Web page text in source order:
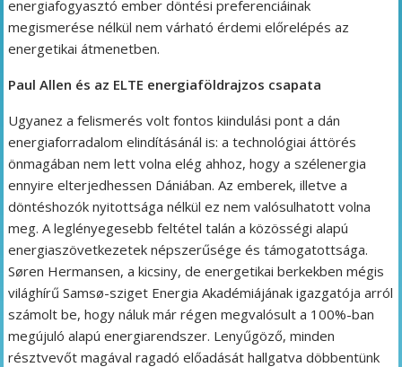
energiafogyasztó ember döntési preferenciáinak
megismerése nélkül nem várható érdemi előrelépés az
energetikai átmenetben.
Paul Allen és az ELTE energiaföldrajzos csapata
Ugyanez a felismerés volt fontos kiindulási pont a dán
energiaforradalom elindításánál is: a technológiai áttörés
önmagában nem lett volna elég ahhoz, hogy a szélenergia
ennyire elterjedhessen Dániában. Az emberek, illetve a
döntéshozók nyitottsága nélkül ez nem valósulhatott volna
meg. A leglényegesebb feltétel talán a közösségi alapú
energiaszövetkezetek népszerűsége és támogatottsága.
Søren Hermansen, a kicsiny, de energetikai berkekben mégis
világhírű Samsø-sziget Energia Akadémiájának igazgatója arról
számolt be, hogy náluk már régen megvalósult a 100%-ban
megújuló alapú energiarendszer. Lenyűgöző, minden
résztvevőt magával ragadó előadását hallgatva döbbentünk